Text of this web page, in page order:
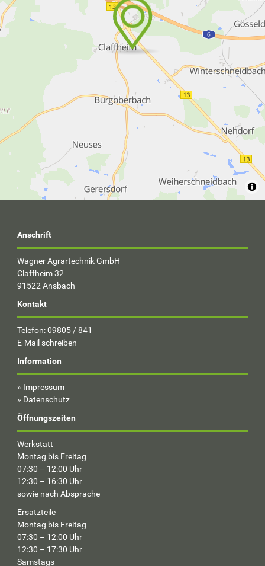
Anschrift
Wagner Agrartechnik GmbH
Claffheim 32
91522 Ansbach
Kontakt
Telefon: 09805 / 841
E-Mail schreiben
Information
» Impressum
» Datenschutz
Öffnungszeiten
Werkstatt
Montag bis Freitag
07:30 – 12:00 Uhr
12:30 – 16:30 Uhr
sowie nach Absprache
Ersatzteile
Montag bis Freitag
07:30 – 12:00 Uhr
12:30 – 17:30 Uhr
Samstags